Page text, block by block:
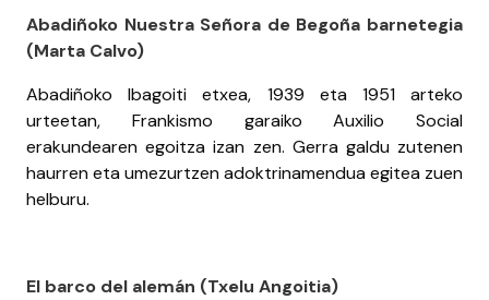
Abadiñoko Nuestra Señora de Begoña barnetegia
(Marta Calvo)
Abadiñoko Ibagoiti etxea, 1939 eta 1951 arteko
urteetan, Frankismo garaiko Auxilio Social
erakundearen egoitza izan zen. Gerra galdu zutenen
haurren eta umezurtzen adoktrinamendua egitea zuen
helburu.
El barco del alemán (Txelu Angoitia)